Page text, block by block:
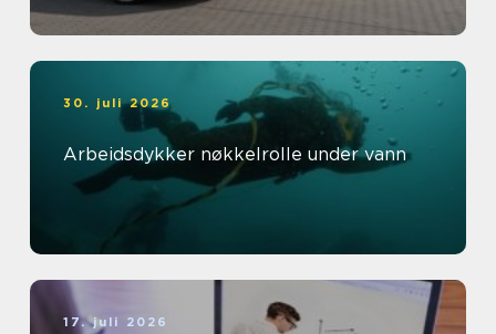
30. juli 2026
Arbeidsdykker nøkkelrolle under vann
17. juli 2026